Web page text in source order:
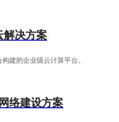
解决方案
建的企业级云计算平台。
络建设方案